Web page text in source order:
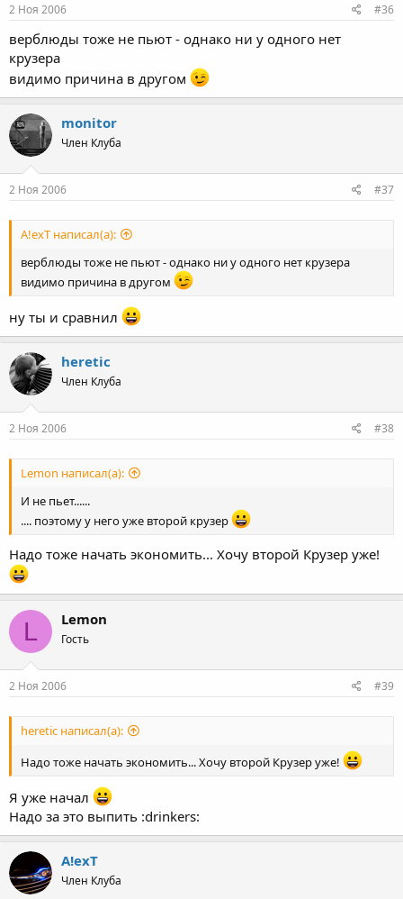
2 Ноя 2006 #36
верблюды тоже не пьют - однако ни у одного нет
крузера
видимо причина в другом
monitor
Член Клуба
2 Ноя 2006 #37
A!exT написал(а):
верблюды тоже не пьют - однако ни у одного нет крузера
видимо причина в другом
ну ты и сравнил
heretic
Член Клуба
2 Ноя 2006 #38
Lemon написал(а):
И не пьет......
.... поэтому у него уже второй крузер
Надо тоже начать экономить... Хочу второй Крузер уже!
L Lemon
Гость
2 Ноя 2006 #39
heretic написал(а):
Надо тоже начать экономить... Хочу второй Крузер уже!
Я уже начал
Надо за это выпить :drinkers:
A!exT
Член Клуба